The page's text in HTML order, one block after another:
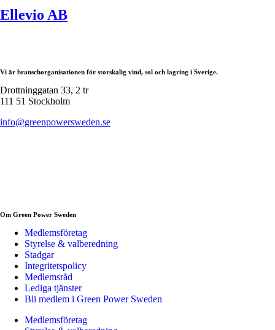
Ellevio AB
Vi är branschorganisationen för storskalig vind, sol och lagring i Sverige.
Drottninggatan 33, 2 tr
111 51 Stockholm
info@greenpowersweden.se
Om Green Power Sweden
Medlemsföretag
Styrelse & valberedning
Stadgar
Integritetspolicy
Medlemsråd
Lediga tjänster
Bli medlem i Green Power Sweden
Medlemsföretag